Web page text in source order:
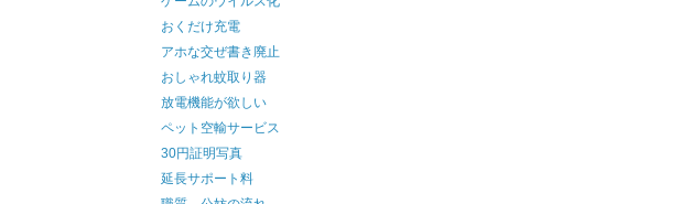
おくだけ充電
アホな交ぜ書き廃止
おしゃれ蚊取り器
放電機能が欲しい
ペット空輸サービス
30円証明写真
延長サポート料